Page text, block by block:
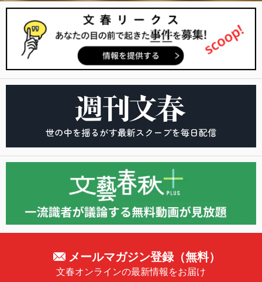
メールマガジン登録（無料）
文春オンラインの最新情報をお届け